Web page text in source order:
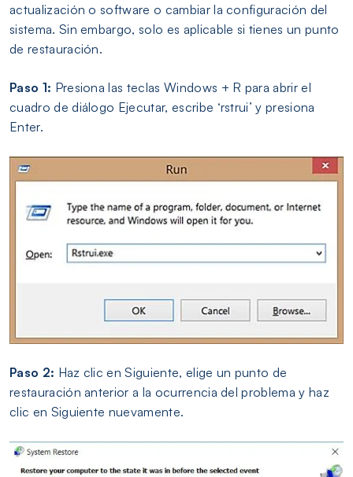
actualización o software o cambiar la configuración del
sistema. Sin embargo, solo es aplicable si tienes un punto
de restauración.
Paso 1: Presiona las teclas Windows + R para abrir el
cuadro de diálogo Ejecutar, escribe ‘rstrui’ y presiona
Enter.
Paso 2: Haz clic en Siguiente, elige un punto de
restauración anterior a la ocurrencia del problema y haz
clic en Siguiente nuevamente.